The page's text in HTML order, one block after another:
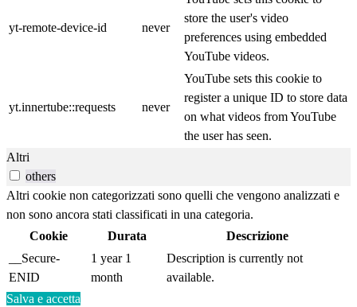
yt-remote-device-id never
store the user's video
preferences using embedded
YouTube videos.
yt.innertube::requests never
YouTube sets this cookie to
register a unique ID to store data
on what videos from YouTube
the user has seen.
Altri
others
Altri cookie non categorizzati sono quelli che vengono analizzati e
non sono ancora stati classificati in una categoria.
Cookie
Durata
Descrizione
__Secure-
ENID
1 year 1
month
Description is currently not
available.
Salva e accetta